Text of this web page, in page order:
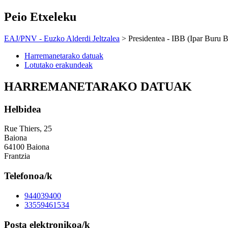
Peio Etxeleku
EAJ/PNV - Euzko Alderdi Jeltzalea > Presidentea - IBB (Ipar Buru
Harremanetarako datuak
Lotutako erakundeak
HARREMANETARAKO DATUAK
Helbidea
Rue Thiers, 25
Baiona
64100 Baiona
Frantzia
Telefonoa/k
944039400
33559461534
Posta elektronikoa/k